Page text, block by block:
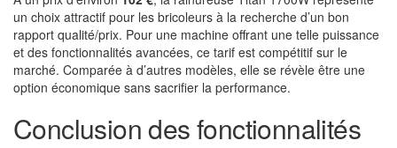
un choix attractif pour les bricoleurs à la recherche d’un bon
rapport qualité/prix. Pour une machine offrant une telle puissance
et des fonctionnalités avancées, ce tarif est compétitif sur le
marché. Comparée à d’autres modèles, elle se révèle être une
option économique sans sacrifier la performance.
Conclusion des fonctionnalités